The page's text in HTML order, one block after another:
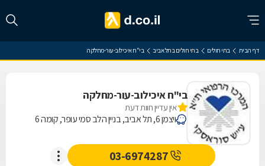
דף הבית בתי חולים בתי חולים בתל אביב בי"ח איכילוב-עור-מחלקה
בי"ח איכילוב-עור-מחלקה
אין עדיין חוות דעת
ויצמן 6, תל אביב, בניין הלב סמי עופר, קומה 6
03-6974287